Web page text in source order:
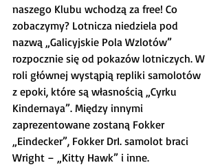
naszego Klubu wchodzą za free! Co
zobaczymy? Lotnicza niedziela pod
nazwą „Galicyjskie Pola Wzlotów”
rozpocznie się od pokazów lotniczych. W
roli głównej wystąpią repliki samolotów
z epoki, które są własnością „Cyrku
Kindernaya”. Między innymi
zaprezentowane zostaną Fokker
„Eindecker”, Fokker DrI. samolot braci
Wright – „Kitty Hawk” i inne.